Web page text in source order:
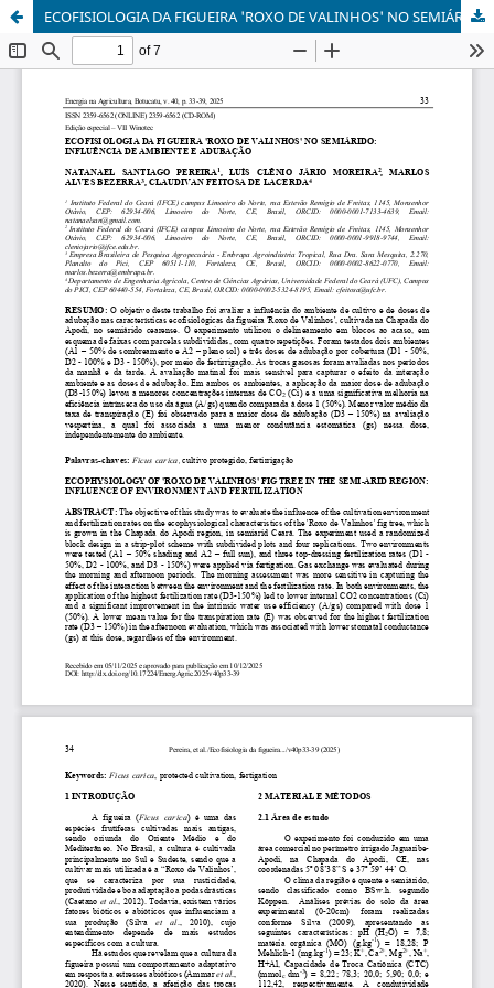
ECOFISIOLOGIA DA FIGUEIRA 'ROXO DE VALINHOS' NO SEMIÁRIDO: INFLUÊNCIA DE AMBIENTE E ADUBAÇÃO